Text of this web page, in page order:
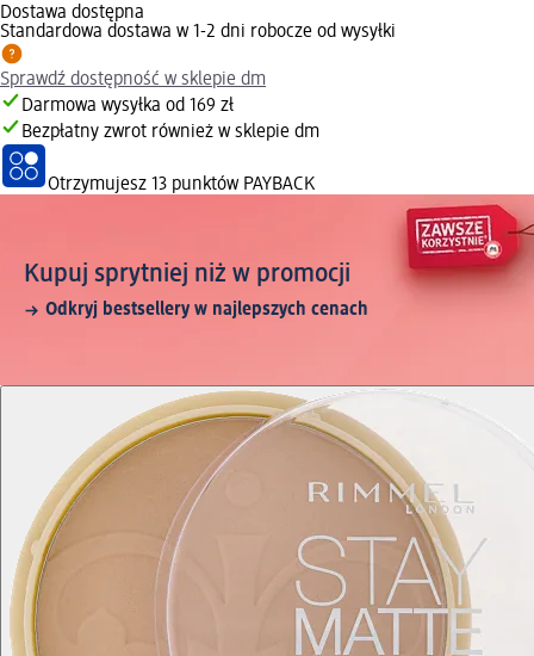
Dostawa dostępna
Standardowa dostawa w 1-2 dni robocze od wysyłki
Sprawdź dostępność w sklepie dm
Darmowa wysyłka od 169 zł
Bezpłatny zwrot również w sklepie dm
Otrzymujesz 13 punktów PAYBACK
Kupuj sprytniej niż w promocji
Odkryj bestsellery w najlepszych cenach